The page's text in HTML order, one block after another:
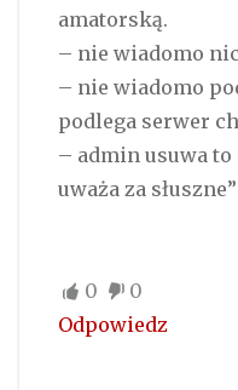
amatorską.
– nie wiadomo
– nie wiadomo
podlega serwer
– admin usuwa to
uważa za
0
0
Odpowiedz